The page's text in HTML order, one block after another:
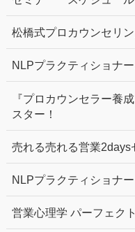
松橋式プロカウンセリ
NLPプラクティショナ
『プロカウンセラー養
スター！
売れる売れる営業2days
NLPプラクティショナ
営業心理学 パーフェク